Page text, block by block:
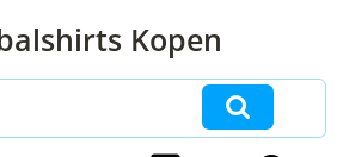
Kopen